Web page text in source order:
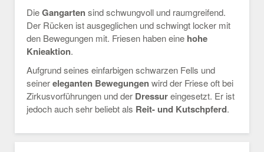
DieGangartensind schwungvoll und raumgreifend.
Der Rücken ist ausgeglichen und schwingt locker mit
den Bewegungen mit. Friesen haben eine hohe
Knieaktion.
Aufgrund seines einfarbigen schwarzen Fells und
seinereleganten Bewegungenwird der Friese oft bei
Zirkusvorführungen und der Dressureingesetzt. Er ist
jedoch auch sehr beliebt als Reit- und Kutschpferd.